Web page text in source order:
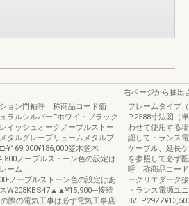
ション門袖呼 称商品コード価
ルシルバーFホワイトブラック
イッシュオークノーブルストー
タルグレーブリュームメタルブ
¥169,000¥186,000笠木笠木
ノーブルストーン色の設定は
ーム
ノーブルストーン色の設定はあ
W208KBS47▲▲¥15,900---接続
際の電気工事は必ず電気工事店
右ページから抽出
フレームタイプ
P.2588寸法図（
わせて使用する
認してトランス
ケーブル、延長
を参照して必ず
呼 称商品コー
ークリエダーク
トランス電源ユ